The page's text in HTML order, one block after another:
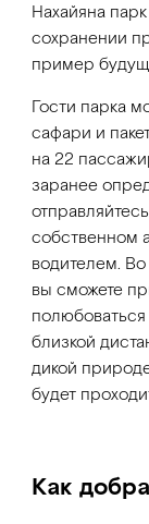
Нахайяна
сохранении
пример
Гости парка
сафари и
на 22
заранее
собственном
водителем.
вы сможете
близкой
дикой
будет
Как